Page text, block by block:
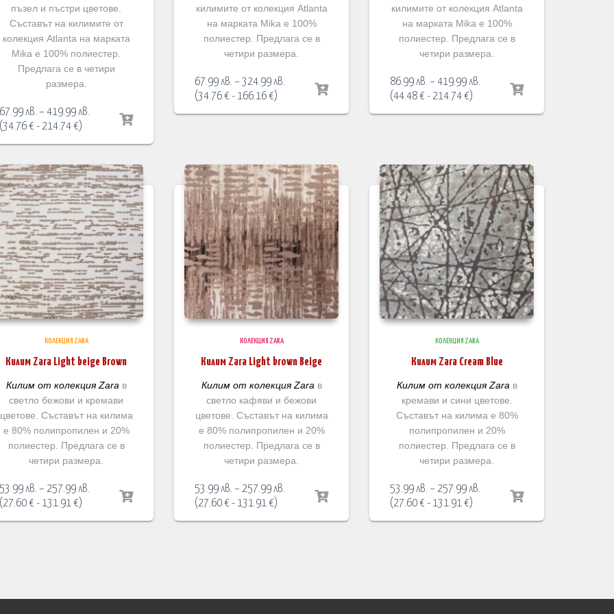
пъзел и пъстри цветове.
Съставът на килимите от
колекция Atlanta на марката
Mika е 100% полиестер.
Предлага се в четири
размера.
67.99лв. – 419.99лв.
419.99 лв.
(34.76€ - 214.74€)
килимите от колекция Atlanta
на марката Mika е 100%
полиестер. Предлага се в
четири размера.
67.99лв. – 324.99лв.
(34.76€ - 166.16€)
килимите от колекция Atlanta
на марката Mika е 100%
полиестер. Предлага се в
четири размера.
86.99лв. – 419.99лв.
(44.48€ - 214.74€)
КОЛЕКЦИЯ ZARA
Килим Zara Light beige Brown
Килим от колекция Zara в
светло бежови и кремави
цветове. Съставът на килима
е 80% полипропилен и 20%
полиестер. Предлага се в
четири размера.
53.99лв. – 257.99лв.
(27.60€ - 131.91€)
КОЛЕКЦИЯ ZARA
Килим Zara Light brown Beige
Килим от колекция Zara в
светло кафяви и бежови
цветове. Съставът на килима
е 80% полипропилен и 20%
полиестер. Предлага се в
четири размера.
53.99лв. – 257.99лв.
(27.60€ - 131.91€)
КОЛЕКЦИЯ ZARA
Килим Zara Cream Blue
Килим от колекция Zara в
кремави и сини цветове.
Съставът на килима е 80%
полипропилен и 20%
полиестер. Предлага се в
четири размера.
53.99лв. – 257.99лв.
(27.60€ - 131.91€)